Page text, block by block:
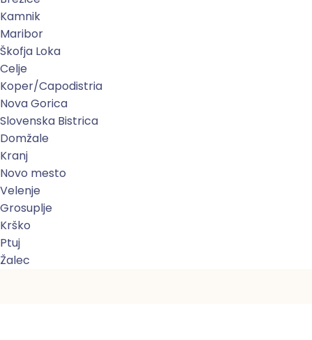
Kamnik
Maribor
Škofja Loka
Celje
Koper/Capodistria
Nova Gorica
Slovenska Bistrica
Domžale
Kranj
Novo mesto
Velenje
Grosuplje
Krško
Ptuj
Žalec